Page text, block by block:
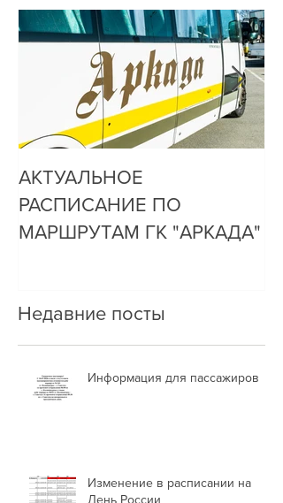
АКТУАЛЬНОЕ
РАСПИСАНИЕ ПО
МАРШРУТАМ ГК "АРКАДА"
Недавние посты
Информация для пассажиров
Изменение в расписании на
День России